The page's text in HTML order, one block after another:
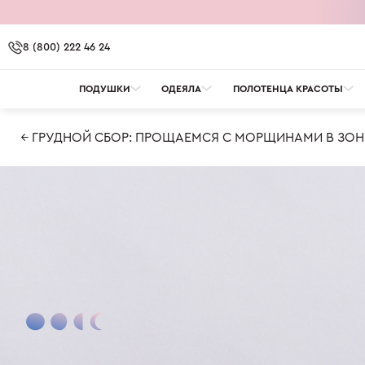
8 (800) 222 46 24
ПОДУШКИ ОДЕЯЛА ПОЛОТЕНЦА КРАСОТЫ
← ГРУДНОЙ СБОР: ПРОЩАЕМСЯ С МОРЩИНАМИ В